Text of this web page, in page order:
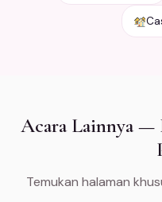
Acara Lainnya —
Temukan halaman